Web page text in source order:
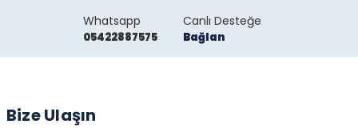
Whatsapp
05422887575
Canlı Desteğe
Bağlan
Bize Ulaşın